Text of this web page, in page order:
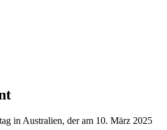
in Australien, der am 10. März 2025